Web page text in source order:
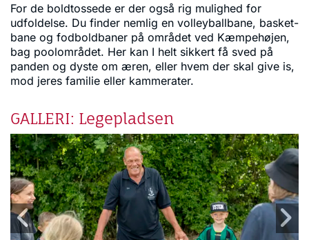
For de boldtossede er der også rig mulighed for
udfoldelse. Du finder nemlig en volleyballbane, basket-
bane og fodboldbaner på området ved Kæmpehøjen,
bag poolområdet. Her kan I helt sikkert få sved på
panden og dyste om æren, eller hvem der skal give is,
mod jeres familie eller kammerater.
GALLERI: Legepladsen